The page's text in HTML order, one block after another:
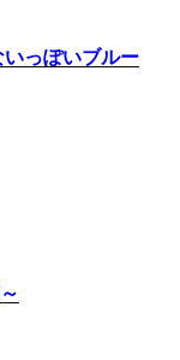
っぽいブルー